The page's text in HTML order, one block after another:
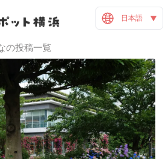
日本語
の投稿一覧